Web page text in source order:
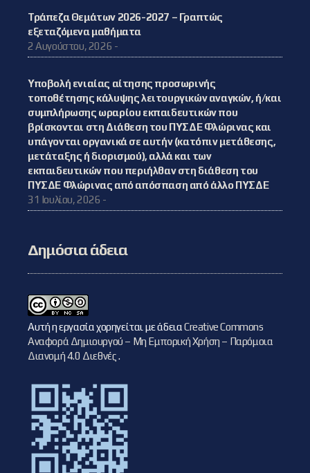
Τράπεζα Θεμάτων 2026-2027 – Γραπτώς
εξεταζόμενα μαθήματα
2 Αυγούστου, 2026 -
Υποβολή ενιαίας αίτησης προσωρινής
τοποθέτησης κάλυψης λειτουργικών αναγκών, ή/και
συμπλήρωσης ωραρίου εκπαιδευτικών που
βρίσκονται στη Διάθεση του ΠΥΣΔΕ Φλώρινας και
υπάγονται οργανικά σε αυτήν (κατόπιν μετάθεσης,
μετάταξης ή διορισμού), αλλά και των
εκπαιδευτικών που περιήλθαν στη διάθεση του
ΠΥΣΔΕ Φλώρινας από απόσπαση από άλλο ΠΥΣΔΕ
31 Ιουλίου, 2026 -
Δημόσια άδεια
Αυτή η εργασία χορηγείται με άδειαCreative Commons
Αναφορά Δημιουργού – Μη Εμπορική Χρήση – Παρόμοια
Διανομή 4.0 Διεθνές.